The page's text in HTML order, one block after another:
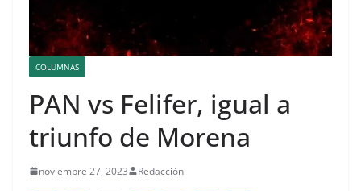
COLUMNAS
PAN vs Felifer, igual a
triunfo de Morena
noviembre 27, 2023 Redacción